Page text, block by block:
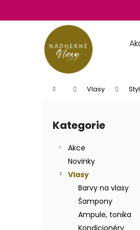
obsah
Domů Vlasy
Přeskočit
kategorie
Kategorie
Akce
Novinky
Vlasy
Barvy na vlasy
Šampony
Ampule, tonika
Kondicionéry
o
obchodu
obchodu